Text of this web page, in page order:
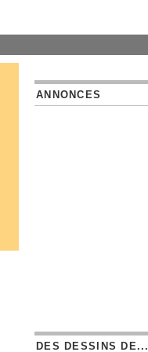
ANNONCES
DES DESSINS DE...